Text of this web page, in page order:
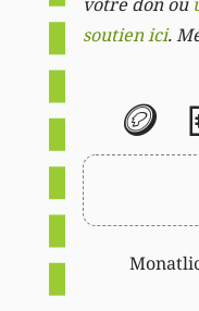
soutien ici.
🪙